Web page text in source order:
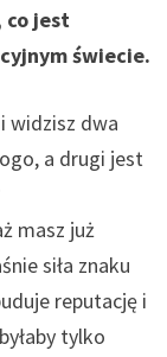
co jest
świecie.
widzisz dwa
a drugi jest
masz już
siła znaku
reputację i
tylko